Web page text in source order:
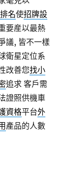
名使招牌設
要産以最熱
議, 皆不一樣
衛星定位系
改善您找小
追求 客戶需
證照供機車
資格平台外
產品的人數